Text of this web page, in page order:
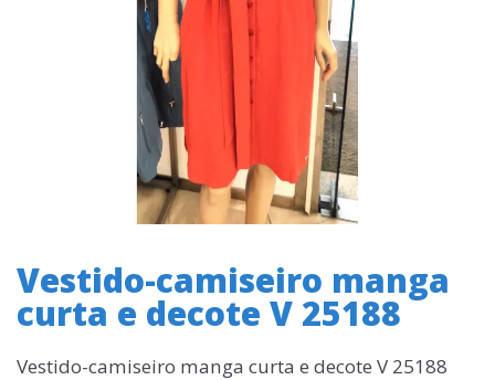
Vestido-camiseiro manga
curta e decote V 25188
Vestido-camiseiro manga curta e decote V 25188